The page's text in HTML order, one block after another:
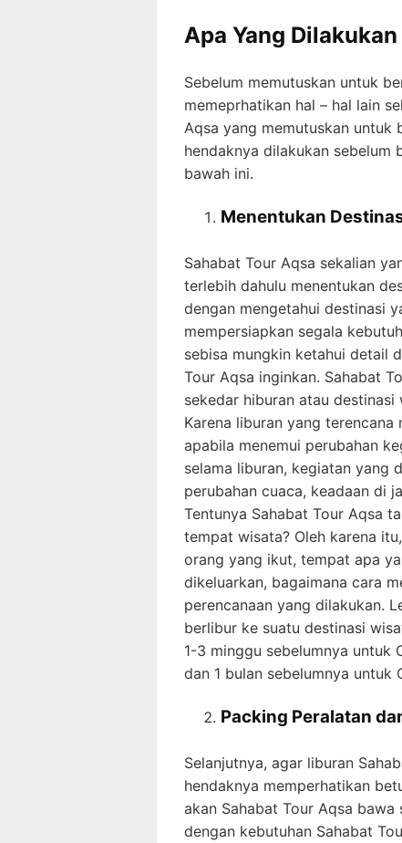
Apa Yang
Sebelum memutuskan untuk
memeprhatikan hal – hal lain
Aqsa yang memutuskan untuk
hendaknya dilakukan sebelum
bawah ini.
Menentukan
Sahabat Tour Aqsa sekalian
terlebih dahulu menentukan
dengan mengetahui destinasi
mempersiapkan segala
sebisa mungkin ketahui detail
Tour Aqsa inginkan. Sahabat
sekedar hiburan atau
Karena liburan yang
apabila menemui perubahan
selama liburan, kegiatan yang
perubahan cuaca, keadaan di
Tentunya Sahabat Tour Aqsa
tempat wisata? Oleh karena
orang yang ikut, tempat apa
dikeluarkan, bagaimana cara
perencanaan yang dilakukan.
berlibur ke suatu destinasi
1-3 minggu sebelumnya untuk
dan 1 bulan sebelumnya untuk
Packing Peralatan
Selanjutnya, agar liburan
hendaknya memperhatikan
akan Sahabat Tour Aqsa
dengan kebutuhan Sahabat